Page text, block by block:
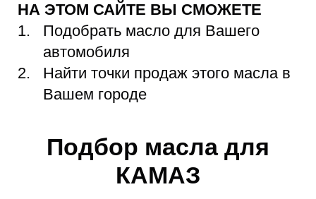
НА ЭТОМ САЙТЕ ВЫ СМОЖЕТЕ
Подобрать масло для Вашего
автомобиля
Найти точки продаж этого масла в
Вашем городе
Подбор масла для
КАМАЗ